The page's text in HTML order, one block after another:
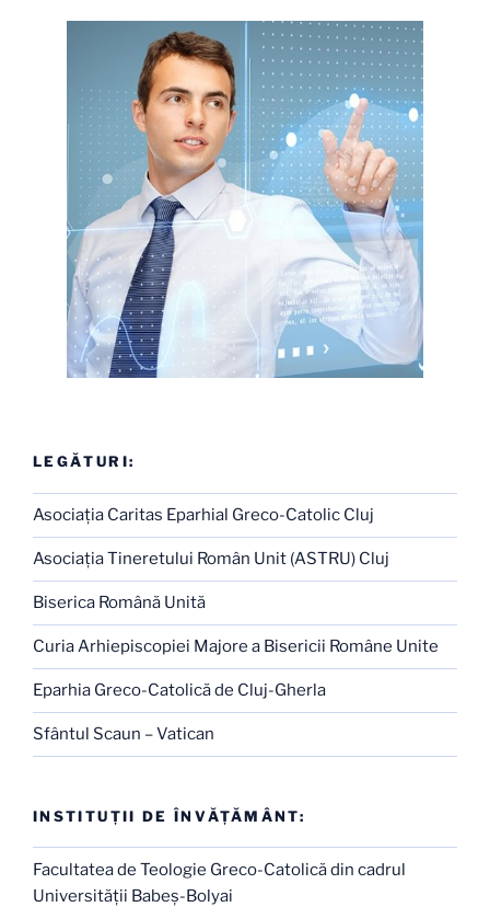
LEGĂTURI:
Asociaţia Caritas Eparhial Greco-Catolic Cluj
Asociaţia Tineretului Român Unit (ASTRU) Cluj
Biserica Română Unită
Curia Arhiepiscopiei Majore a Bisericii Române Unite
Eparhia Greco-Catolică de Cluj-Gherla
Sfântul Scaun – Vatican
INSTITUŢII DE ÎNVĂŢĂMÂNT:
Facultatea de Teologie Greco-Catolică din cadrul
Universităţii Babeş-Bolyai